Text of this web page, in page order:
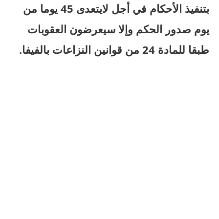
بتنفيذ الأحكام في أجل لايتعدى 45 يوما من
يوم صدور الحكم وإلا سيعرضون العقوبات
طبقا للمادة 24 من قوانين النزاعات بالفيفا.